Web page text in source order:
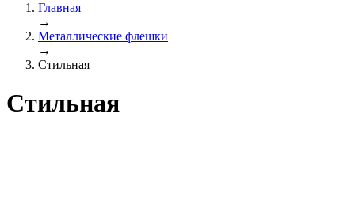
Главная
→
Металлические флешки
→
Стильная
Стильная